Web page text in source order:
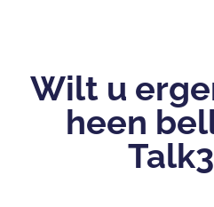
Wilt u
heen